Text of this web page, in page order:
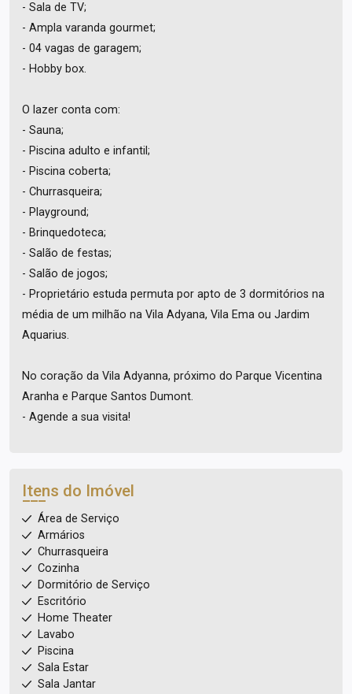
- Sala de TV;
- Ampla varanda gourmet;
- 04 vagas de garagem;
- Hobby box.
O lazer conta com:
- Sauna;
- Piscina adulto e infantil;
- Piscina coberta;
- Churrasqueira;
- Playground;
- Brinquedoteca;
- Salão de festas;
- Salão de jogos;
- Proprietário estuda permuta por apto de 3 dormitórios na
média de um milhão na Vila Adyana, Vila Ema ou Jardim
Aquarius.
No coração da Vila Adyanna, próximo do Parque Vicentina
Aranha e Parque Santos Dumont.
- Agende a sua visita!
Itens do Imóvel
Área de Serviço
Armários
Churrasqueira
Cozinha
Dormitório de Serviço
Escritório
Home Theater
Lavabo
Piscina
Sala Estar
Sala Jantar